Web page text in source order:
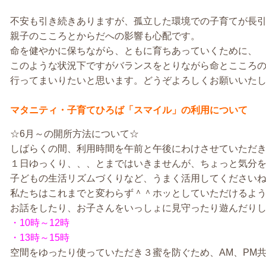
不安も引き続きありますが、孤立した環境での子育てが長
親子のこころとからだへの影響も心配です。
命を健やかに保ちながら、ともに育ちあっていくために、
このような状況下ですがバランスをとりながら命とこころ
行ってまいりたいと思います。どうぞよろしくお願いいた
マタニティ・子育てひろば「スマイル」の利用について
☆6月～の開所方法について☆
しばらくの間、利用時間を午前と午後にわけさせていただ
１日ゆっくり、、、とまではいきませんが、ちょっと気分
子どもの生活リズムづくりなど、うまく活用してください
私たちはこれまでと変わらず＾＾ホッとしていただけるよ
お話をしたり、お子さんをいっしょに見守ったり遊んだり
・10時～12時
・13時～15時
空間をゆったり使っていただき３蜜を防ぐため、AM、PM